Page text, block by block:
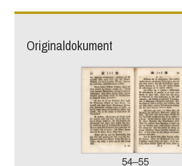
Originaldokument
54–55